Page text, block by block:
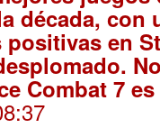
década, con
positivas en
No
Combat 7 es